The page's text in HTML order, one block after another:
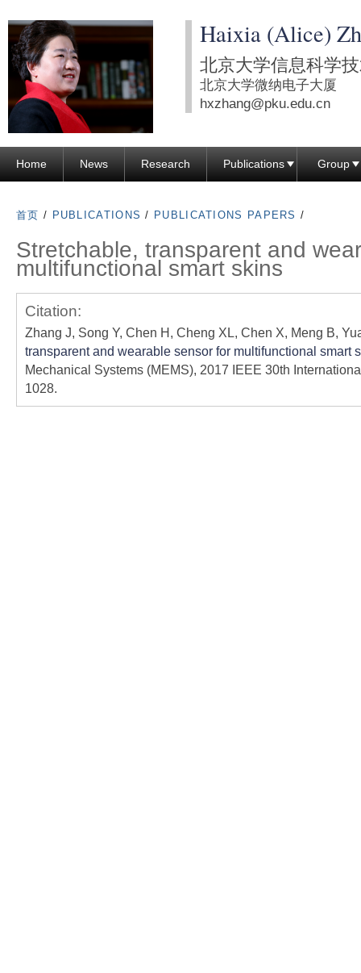
转
到
页
主
要
分
Haixia (Alice)
北京大学信息科学
北京大学微纳电子大厦
hxzhang@pku.edu.cn
Home News Research Publications Group
首页 / PUBLICATIONS / PUBLICATIONS PAPERS /
Stretchable, transparent and
multifunctional smart skins
Citation:
Zhang J, Song Y, Chen H, Cheng XL, Chen X, Meng B,
transparent and wearable sensor for multifunctional smart
Mechanical Systems (MEMS), 2017 IEEE 30th
1028.